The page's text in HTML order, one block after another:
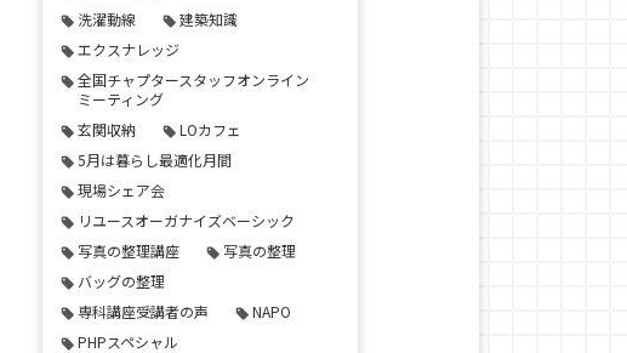
洗濯動線
建築知識
エクスナレッジ
全国チャプタースタッフオンライン
ミーティング
玄関収納
LOカフェ
5月は暮らし最適化月間
現場シェア会
リユースオーガナイズベーシック
写真の整理講座
写真の整理
バッグの整理
専科講座受講者の声
NAPO
PHPスペシャル